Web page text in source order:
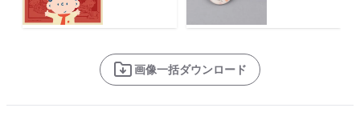
画像一括ダウンロード